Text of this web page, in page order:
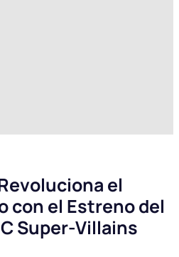
el
con el Estreno del
Super-Villains